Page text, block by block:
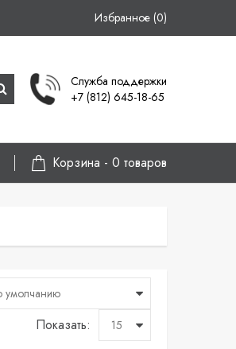
Избранное (0)
Служба поддержки
+7 (812) 645-18-65
Корзина - 0 товаров
Показать: